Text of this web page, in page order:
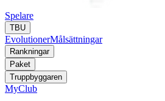
Spelare
TBU
EvolutionerMålsättningar
Rankningar
Paket
Truppbyggaren
MyClub